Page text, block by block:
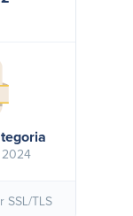
2024
SSL/TLS